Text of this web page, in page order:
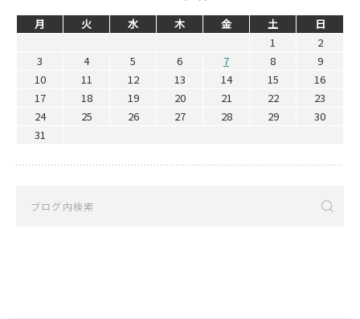
月 火 水 木 金 土
日
1
2
3
4 5 6 7 8
9
10
11 12 13 14 15
16
17
18 19 20 21 22
23
24
25 26 27 28 29
30
31